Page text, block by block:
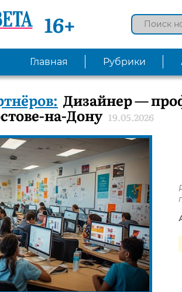
16+
Главная Рубрики
Дизайнер —
на-Дону 19.05.2026